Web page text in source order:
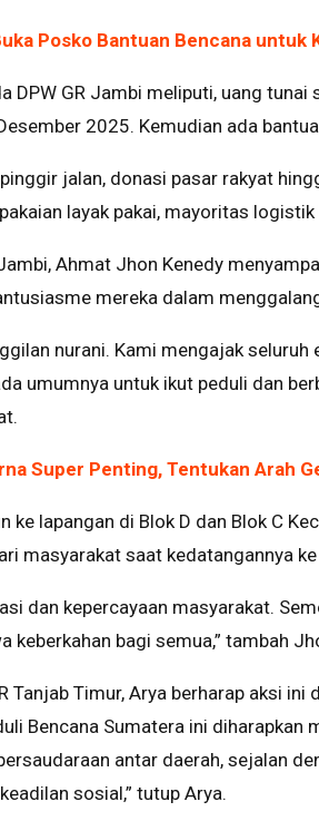
Posko Bantuan Bencana untuk
DPW GR Jambi meliputi, uang tunai
2025. Kemudian ada
jalan, donasi pasar rakyat
layak pakai, mayoritas logistik
Ahmat Jhon Kenedy
mereka dalam
nurani. Kami mengajak
umumnya untuk ikut peduli dan
Super Penting, Tentukan Arah
lapangan di Blok D dan Blok C
masyarakat saat kedatangannya ke
dan kepercayaan masyarakat.
bagi semua,” tambah
Tanjab Timur, Arya berharap aksi
Bencana Sumatera ini
antar daerah, sejalan
sosial,” tutup Arya.